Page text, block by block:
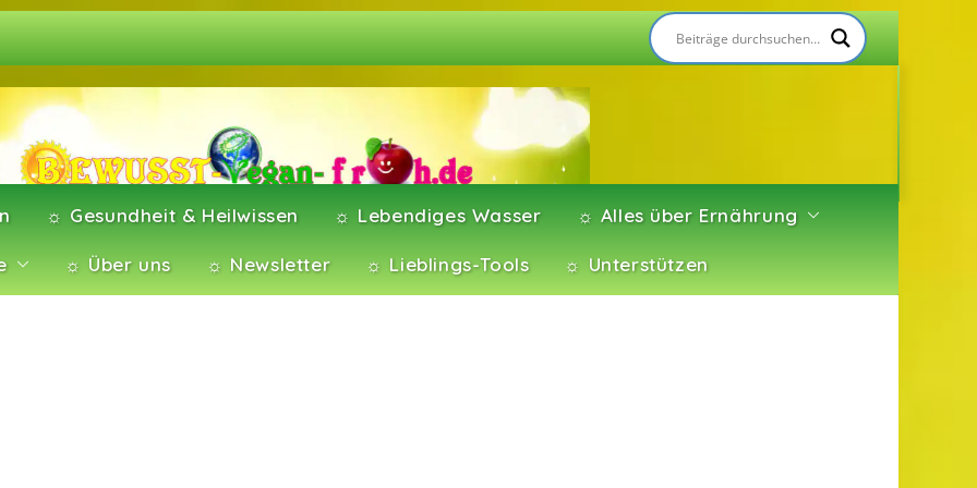
☼ Gesundheit & Heilwissen ☼ Lebendiges Wasser ☼ Alles über Ernährung
☼ Über uns ☼ Newsletter ☼ Lieblings-Tools ☼ Unterstützen